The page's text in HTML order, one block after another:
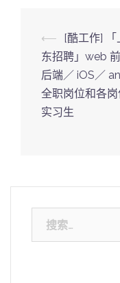
Post
⟵
[酷工作] 「
东招聘」web
后端／ iOS／
全职岗位和各
实习生
索：